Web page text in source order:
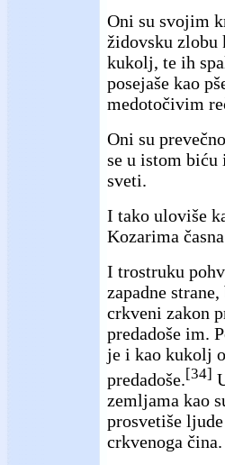
Oni su svojim
židovsku zlobu
kukolj, te ih
posejaše kao
medotočivim
Oni su
se u istom biću
sveti.
I tako uloviše
Kozarima
I trostruku
zapadne
crkveni zakon
predadoše im.
je i kao kukolj
predadoše.[34]
zemljama kao
prosvetiše
crkvenoga čina.